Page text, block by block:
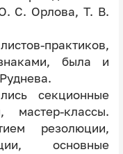
С. Орлова, Т. В.
практиков,
была и
секционные
мастер-классы.
резолюции,
основные